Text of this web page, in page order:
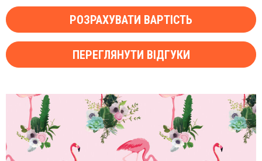
РОЗРАХУВАТИ ВАРТІСТЬ
ПЕРЕГЛЯНУТИ ВІДГУКИ